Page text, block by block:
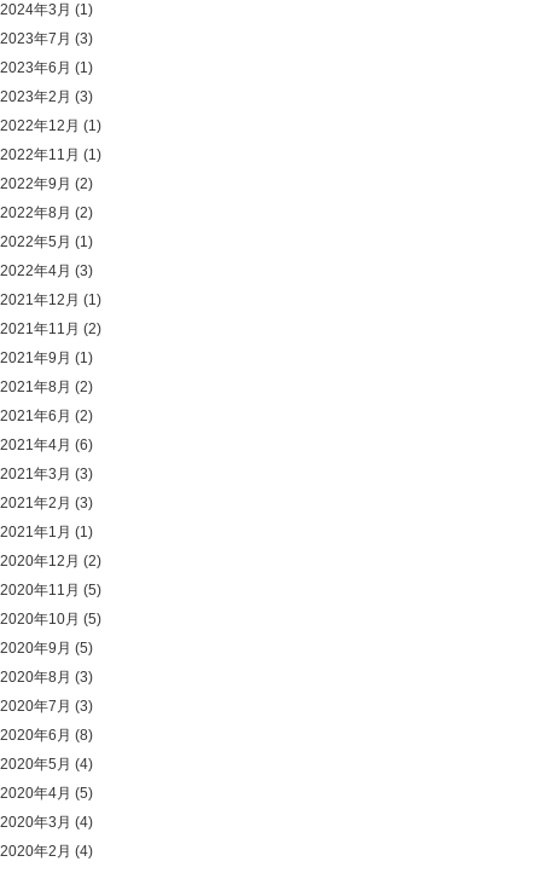
2024年3月 (1)
2023年7月 (3)
2023年6月 (1)
2023年2月 (3)
2022年12月 (1)
2022年11月 (1)
2022年9月 (2)
2022年8月 (2)
2022年5月 (1)
2022年4月 (3)
2021年12月 (1)
2021年11月 (2)
2021年9月 (1)
2021年8月 (2)
2021年6月 (2)
2021年4月 (6)
2021年3月 (3)
2021年2月 (3)
2021年1月 (1)
2020年12月 (2)
2020年11月 (5)
2020年10月 (5)
2020年9月 (5)
2020年8月 (3)
2020年7月 (3)
2020年6月 (8)
2020年5月 (4)
2020年4月 (5)
2020年3月 (4)
2020年2月 (4)